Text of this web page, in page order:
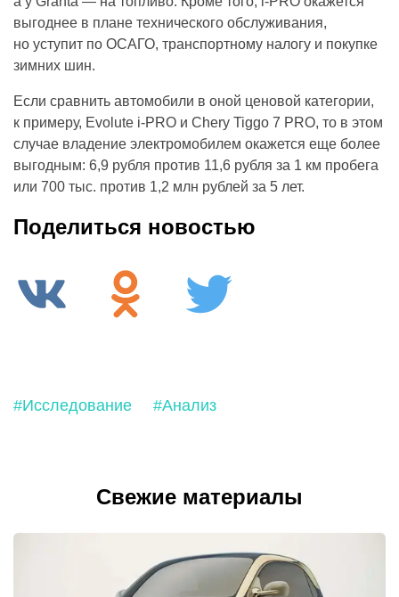
выгоднее в плане технического обслуживания,
но уступит по ОСАГО, транспортному налогу и покупке
зимних шин.
Если сравнить автомобили в оной ценовой категории,
к примеру, Evolute i-PRO и Chery Tiggo 7 PRO, то в этом
случае владение электромобилем окажется еще более
выгодным: 6,9 рубля против 11,6 рубля за 1 км пробега
или 700 тыс. против 1,2 млн рублей за 5 лет.
Поделиться новостью
#Исследование #Анализ
Свежие материалы